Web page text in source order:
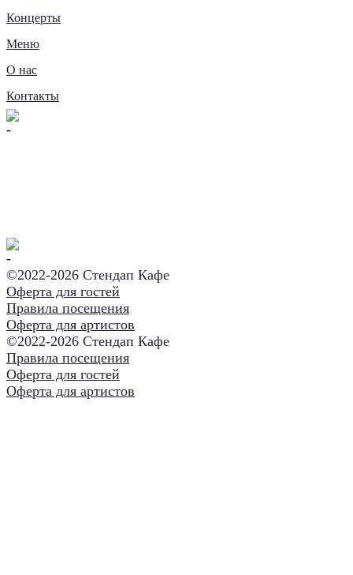
Концерты
Меню
О нас
Контакты
©2022-2026 Стендап Кафе
Оферта для гостей
Правила посещения
Оферта для артистов
©2022-2026 Стендап Кафе
Правила посещения
Оферта для гостей
Оферта для артистов